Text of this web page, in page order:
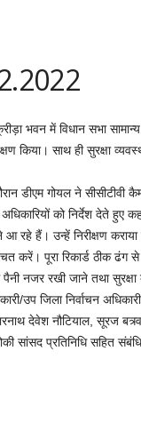
भवन में विधान सभा
किया। साथ ही सुरक्षा
डीएम गोयल ने सीसीटीवी
को निर्देश देते हुए
आ रहे हैं। उन्हें निरीक्षण
करें। पूरा रिकार्ड ठीक ढंग
नजर रखी जाने तथा सुरक्षा
उप जिला निर्वाचन
देवेश नौटियाल, सूरज
सांसद प्रतिनिधि सहित